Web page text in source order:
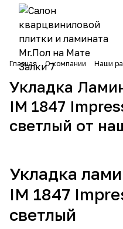
Главная О компании Наши
Укладка
IM 1847
светлый от
Укладка
IM 1847
светлый